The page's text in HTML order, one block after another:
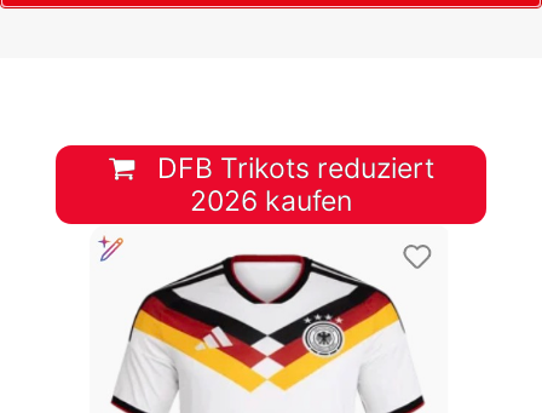
DFB Trikots reduziert
2026 kaufen